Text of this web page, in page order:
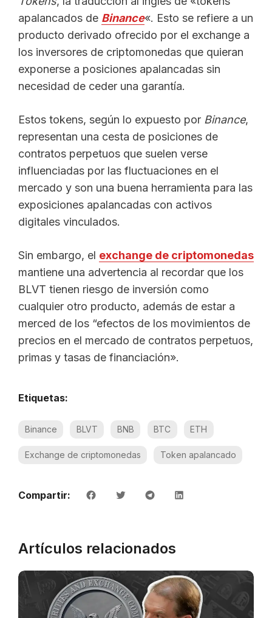
apalancados de Binance«. Esto se refiere a un
producto derivado ofrecido por el exchange a
los inversores de criptomonedas que quieran
exponerse a posiciones apalancadas sin
necesidad de ceder una garantía.
Estos tokens, según lo expuesto por Binance,
representan una cesta de posiciones de
contratos perpetuos que suelen verse
influenciadas por las fluctuaciones en el
mercado y son una buena herramienta para las
exposiciones apalancadas con activos
digitales vinculados.
Sin embargo, el exchange de criptomonedas
mantiene una advertencia al recordar que los
BLVT tienen riesgo de inversión como
cualquier otro producto, además de estar a
merced de los “efectos de los movimientos de
precios en el mercado de contratos perpetuos,
primas y tasas de financiación».
Etiquetas:
Binance BLVT BNB BTC ETH
Exchange de criptomonedas Token apalancado
Compartir:
Artículos relacionados